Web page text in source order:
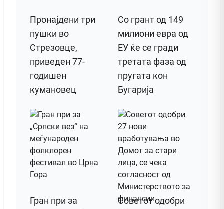
Пронајдени три
пушки во
Стрезовце,
приведен 77-
годишен
кумановец
Со грант од 149
милиони евра од
ЕУ ќе се гради
третата фаза од
пругата кон
Бугарија
Гран при за
Советот одобри